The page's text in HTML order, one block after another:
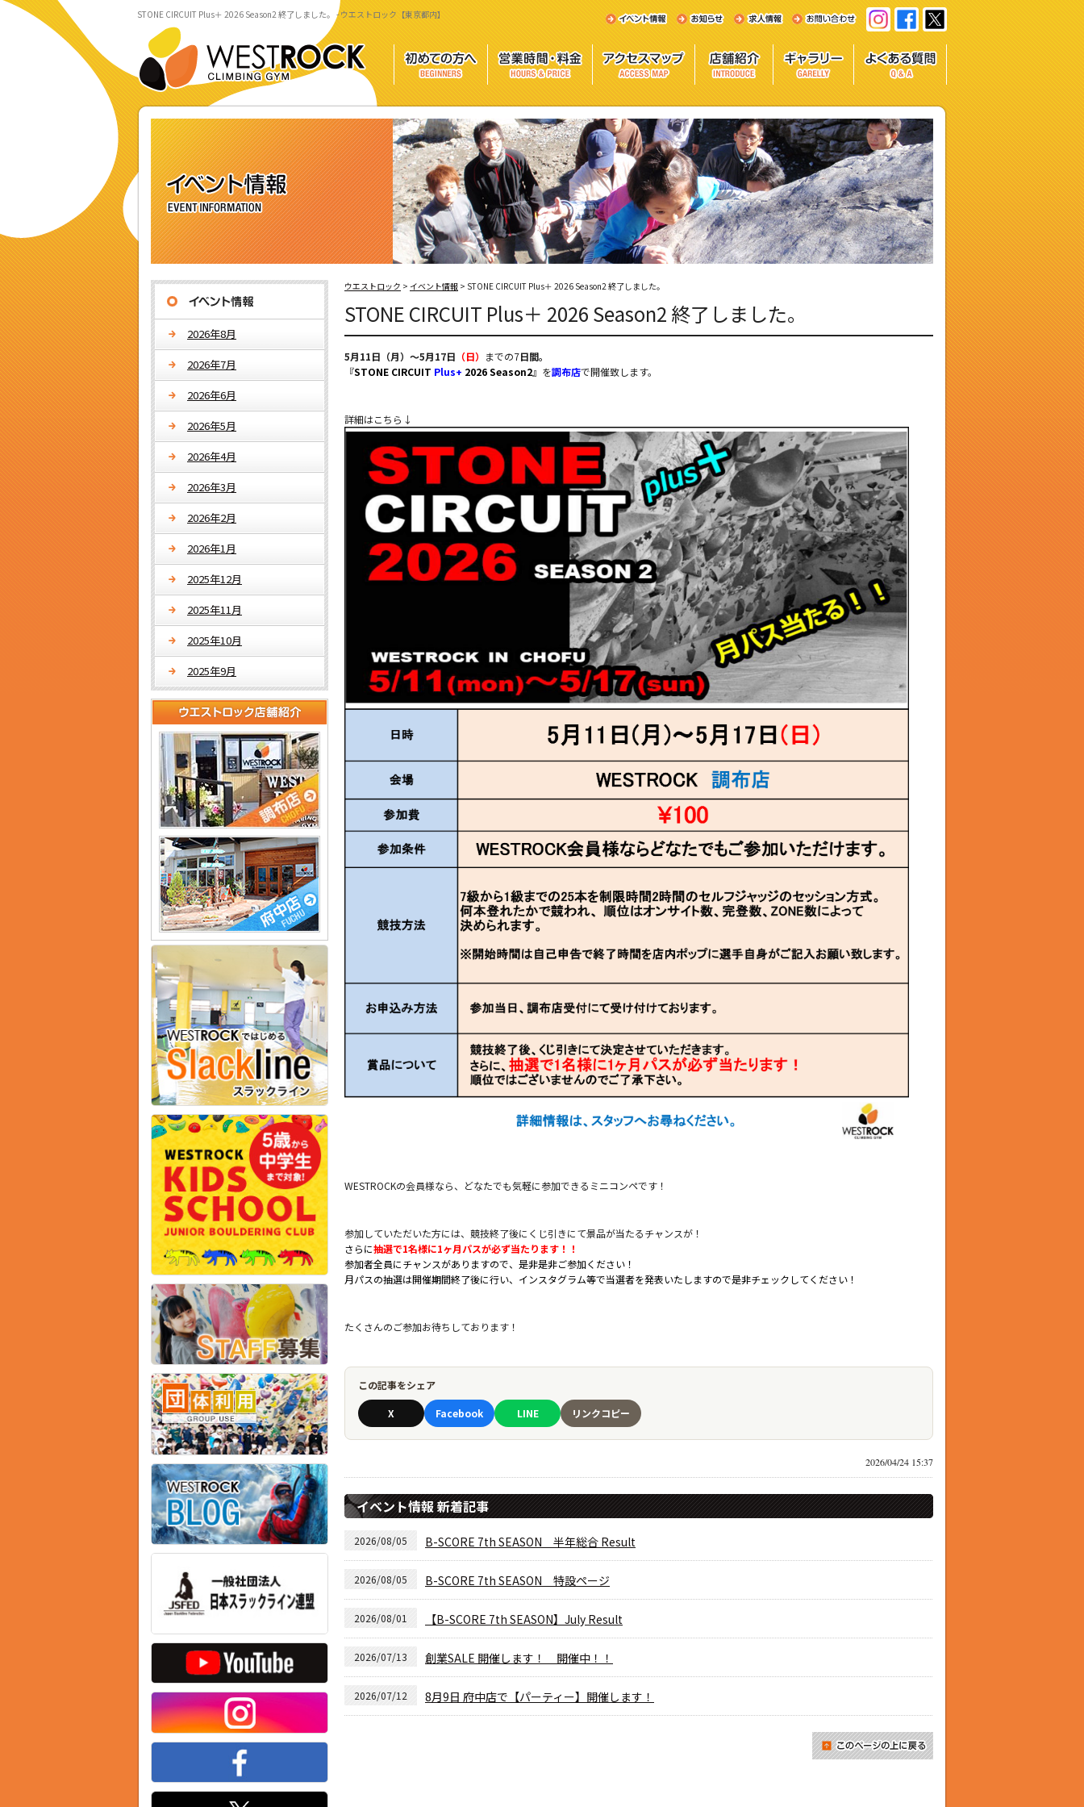
STONE CIRCUIT Plus＋ 2026 Season2 終了しました。 - ウエストロック【東京都内】
ウエストロック > イベント情報 > STONE CIRCUIT Plus＋ 2026 Season2 終了しました。
STONE CIRCUIT Plus＋ 2026 Season2 終了しました。
5月11日（月）～5月17日 （日） までの7日間。
『STONE CIRCUIT Plus+ 2026 Season2』を調布店で開催致します。
詳細はこちら↓
WESTROCKの会員様なら、どなたでも気軽に参加できるミニコンペです！
参加していただいた方には、競技終了後にくじ引きにて景品が当たるチャンスが！
さらに抽選で1名様に1ヶ月パスが必ず当たります！！
参加者全員にチャンスがありますので、是非是非ご参加ください！
月パスの抽選は開催期間終了後に行い、インスタグラム等で当選者を発表いたしますので是非チェックしてください！
たくさんのご参加お待ちしております！
この記事をシェア
X Facebook LINE リンクコピー
2026/04/24 15:37
イベント情報 新着記事
2026/08/05 B-SCORE 7th SEASON 半年総合 Result
2026/08/05 B-SCORE 7th SEASON 特設ページ
2026/08/01 【B-SCORE 7th SEASON】July Result
2026/07/13 創業SALE 開催します！ 開催中！！
2026/07/12 8月9日 府中店で【パーティー】開催します！
2026年8月
2026年7月
2026年6月
2026年5月
2026年4月
2026年3月
2026年2月
2026年1月
2025年12月
2025年11月
2025年10月
2025年9月